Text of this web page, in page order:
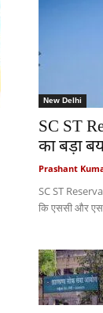
New Delhi
SC ST
का बड़ा
Prashant
SC ST
कि एससी और